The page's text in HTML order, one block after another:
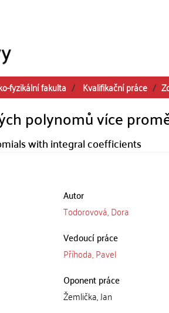
fyzikální fakulta Kvalifikační práce
polynomů více
with integral coefficients
Autor
Todorovová, Dora
Vedoucí práce
Příhoda, Pavel
Oponent práce
Žemlička, Jan